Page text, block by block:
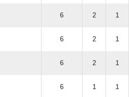
6 2 1
6 2 1
6 2 1
6 1 1